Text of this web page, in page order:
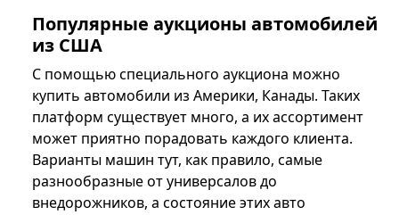
Популярные аукционы автомобилей
из США
С помощью специального аукциона можно
купить автомобили из Америки, Канады. Таких
платформ существует много, а их ассортимент
может приятно порадовать каждого клиента.
Варианты машин тут, как правило, самые
разнообразные от универсалов до
внедорожников, а состояние этих авто